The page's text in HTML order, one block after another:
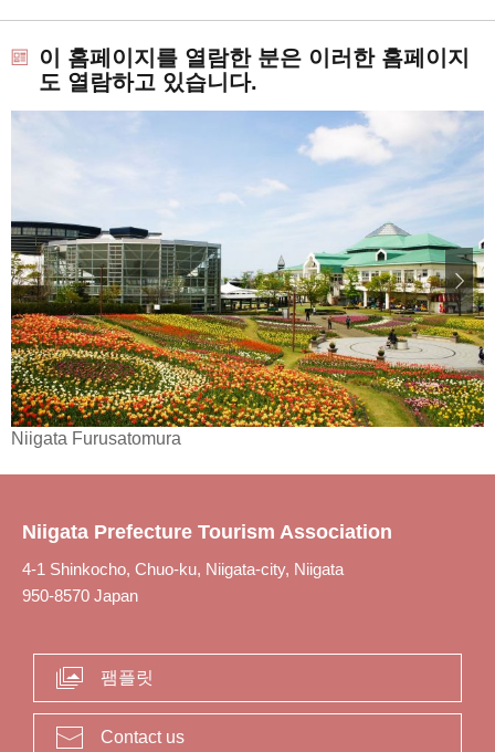
이 홈페이지를 열람한 분은 이러한 홈페이지
도 열람하고 있습니다.
Niigata Furusatomura
Niigata Prefecture Tourism Association
4-1 Shinkocho, Chuo-ku, Niigata-city, Niigata
950-8570 Japan
팸플릿
Contact us